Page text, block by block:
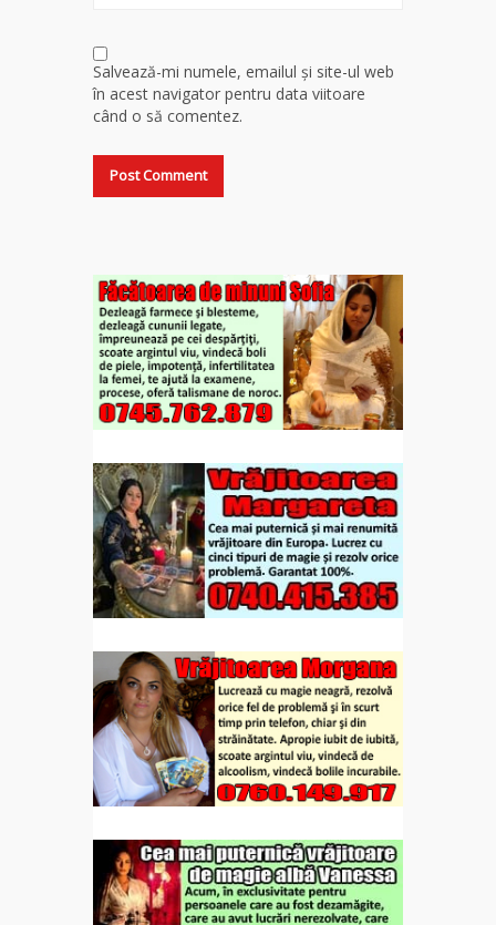
Salvează-mi numele, emailul și site-ul web
în acest navigator pentru data viitoare
când o să comentez.